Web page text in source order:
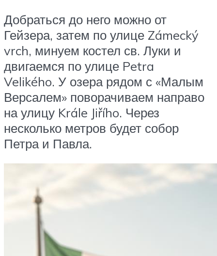
Добраться до него можно от
Гейзера, затем по улице Zámecký
vrch, минуем костел св. Луки и
двигаемся по улице Petra
Velikého. У озера рядом с «Малым
Версалем» поворачиваем направо
на улицу Krále Jiřího. Через
несколько метров будет собор
Петра и Павла.